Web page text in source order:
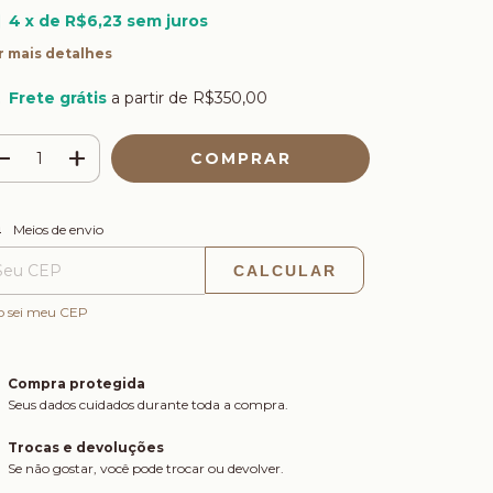
4 x de R$6,23 sem juros
mais detalhes
Frete grátis a partir de R$350,00
para o CEP:
Meios de envio
CALCULAR
sei meu CEP
Compra protegida
Seus dados cuidados durante toda a compra.
Trocas e devoluções
Se não gostar, você pode trocar ou devolver.